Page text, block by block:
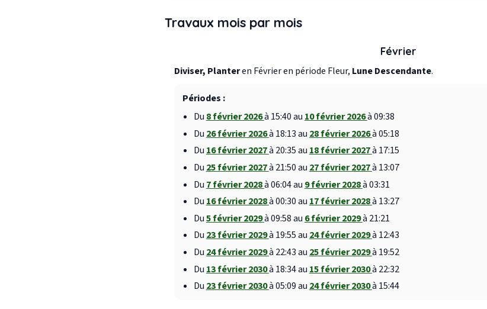
Travaux mois par mois
Février
Diviser, Planteren Février en période Fleur, Lune Descendante.
Périodes :
Du 8 février 2026à 15:40 au 10 février 2026à 09:38
Du 26 février 2026à 18:13 au 28 février 2026à 05:18
Du16 février 2027à 20:35 au18 février 2027à 17:15
Du 25 février 2027à 21:50 au 27 février 2027à 13:07
Du 7 février 2028à 06:04 au 9 février 2028à 03:31
Du 16 février 2028à 00:30 au 17 février 2028à 13:27
Du5 février 2029à 09:58 au 6 février 2029à 21:21
Du 23 février 2029à 19:55 au 24 février 2029à 12:43
Du 24 février 2029à 22:43 au 25 février 2029à 19:52
Du 13 février 2030à 18:34 au 15 février 2030à 22:32
Du 23 février 2030à 05:09 au 24 février 2030à 15:44